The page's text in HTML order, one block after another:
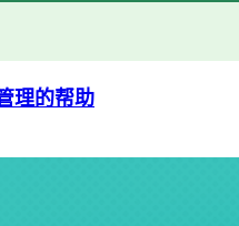
理的帮助